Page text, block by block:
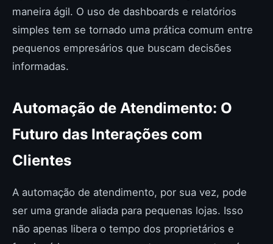
maneira ágil. O uso de dashboards e relatórios
simples tem se tornado uma prática comum entre
pequenos empresários que buscam decisões
informadas.
Automação de Atendimento: O
Futuro das Interações com
Clientes
A automação de atendimento, por sua vez, pode
ser uma grande aliada para pequenas lojas. Isso
não apenas libera o tempo dos proprietários e